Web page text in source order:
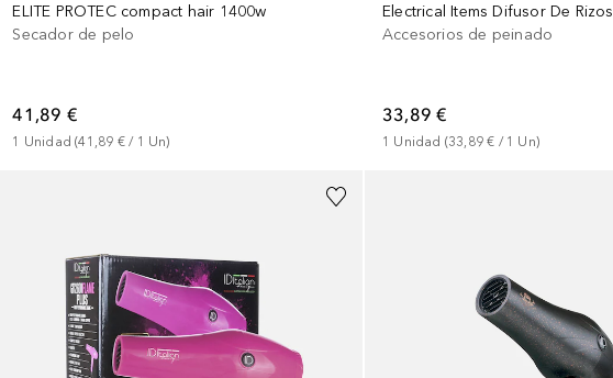
ELITE PROTEC compact hair 1400w
Secador de pelo
41,89 €
1 Unidad (41,89 € / 1 Un)
Electrical Items Difusor De Rizos
Accesorios de peinado
33,89 €
1 Unidad (33,89 € / 1 Un)